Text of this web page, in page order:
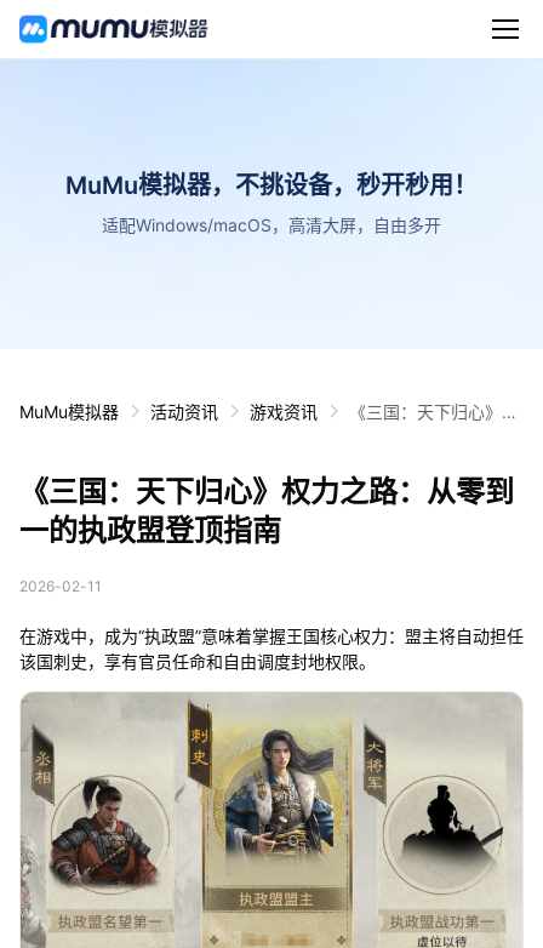
MuMu模拟器，不挑设备，秒开秒用！
适配Windows/macOS，高清大屏，自由多开
MuMu模拟器 活动资讯 游戏资讯
《三国：天下归心》权
《三国：天下归心》权力之路：从零到
一的执政盟登顶指南
2026-02-11
在游戏中，成为“执政盟”意味着掌握王国核心权力：盟主将自动担任
该国刺史，享有官员任命和自由调度封地权限。